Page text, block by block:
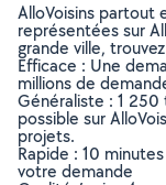
AlloVoisins partout
représentées sur
grande ville,
Efficace : Une
millions de
Généraliste : 1
possible sur
projets.
Rapide : 10
votre demande